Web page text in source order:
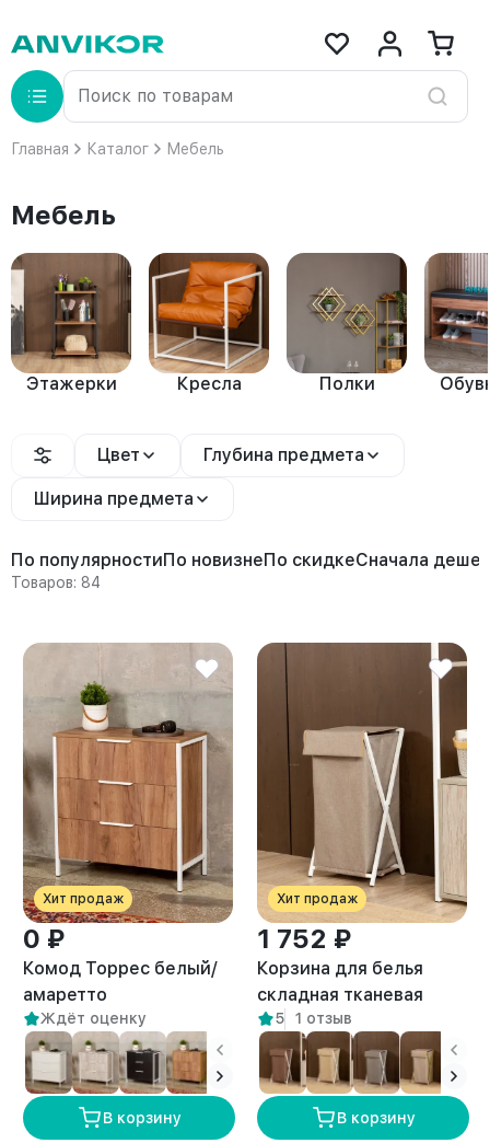
Главная Каталог Мебель
Мебель
Этажерки Кресла Полки
Цвет Глубина предмета
Ширина предмета
По популярностиПо новизнеПо скидкеСначала
Товаров: 84
Хит продаж
0 ₽
Комод Торрес белый/
амаретто
Ждёт оценку
В корзину
Хит продаж
1 752 ₽
Корзина для белья
складная тканевая
лофт Мура белый/
бежевый
5 1 отзыв
В корзину